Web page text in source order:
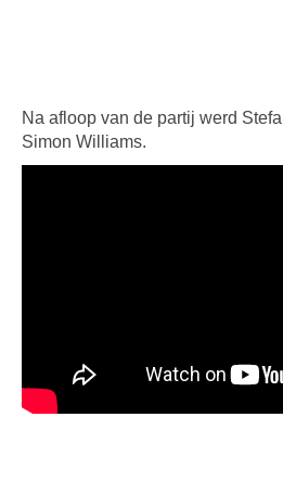
Na afloop van de partij werd
Simon Williams.